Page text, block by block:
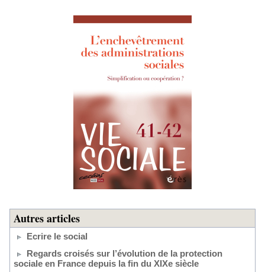
Autres articles
Ecrire le social
Regards croisés sur l’évolution de la protection
sociale en France depuis la fin du XIXe siècle